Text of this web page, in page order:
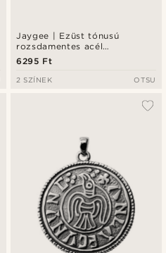
Jaygee | Ezüst tónusú
rozsdamentes acél
sültkrumplis medál
6295 Ft
2 SZÍNEK OTSU